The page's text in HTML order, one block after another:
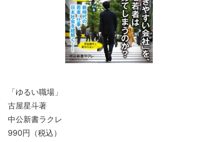
「ゆるい職場」
古屋星斗著
中公新書ラクレ
990円（税込）